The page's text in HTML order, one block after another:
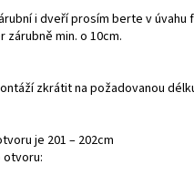
i dveří prosím berte v
min. o 10cm.
zkrátit na požadovanou
je 201 – 202cm
otvoru: